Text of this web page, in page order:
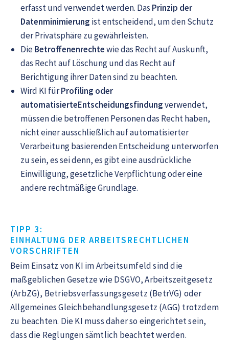
erfasst und verwendet werden. Das Prinzip der
Datenminimierung ist entscheidend, um den Schutz
der Privatsphäre zu gewährleisten.
DieBetroffenenrechtewie das Recht auf Auskunft,
das Recht auf Löschung und das Recht auf
Berichtigung ihrer Daten sind zu beachten.
Wird KI fürProfiling oder
automatisierteEntscheidungsfindungverwendet,
müssen die betroffenen Personen das Recht haben,
nicht einer ausschließlich auf automatisierter
Verarbeitung basierenden Entscheidung unterworfen
zu sein, es sei denn, es gibt eine ausdrückliche
Einwilligung, gesetzliche Verpflichtung oder eine
andere rechtmäßige Grundlage.
TIPP 3:
EINHALTUNG DER ARBEITSRECHTLICHEN
VORSCHRIFTEN
Beim Einsatz von KI im Arbeitsumfeld sind die
maßgeblichen Gesetze wie DSGVO, Arbeitszeitgesetz
(ArbZG), Betriebsverfassungsgesetz (BetrVG) oder
Allgemeines Gleichbehandlungsgesetz (AGG) trotzdem
zu beachten. Die KI muss daher so eingerichtet sein,
dass die Reglungen sämtlich beachtet werden.